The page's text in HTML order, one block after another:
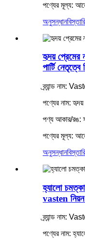
পণ্যের মূল্য:
অনুসন্ধান
হৃদয় প্রেমের
পার্টি নেতৃত্বে
ব্র্যান্ড নাম:
পণ্যের নাম: হৃদয়
পণ্য আকার/রঙ:
পণ্যের মূল্য:
অনুসন্ধান
হ্যালো
vasten নিয়ন
ব্র্যান্ড নাম:
পণ্যের নাম: